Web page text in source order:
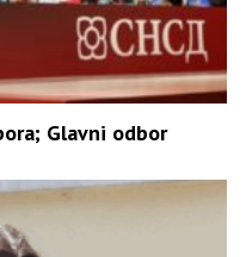
Glavni odbor